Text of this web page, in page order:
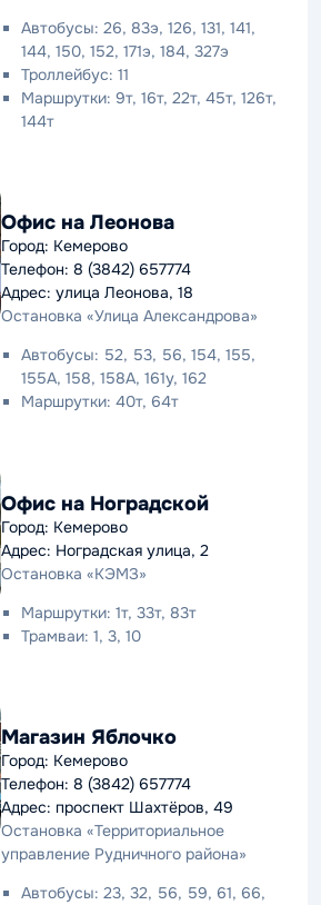
Автобусы: 26, 83э, 126, 131, 141,
144, 150, 152, 171э, 184, 327э
Троллейбус: 11
Маршрутки: 9т, 16т, 22т, 45т, 126т,
144т
Офис на Леонова
Город: Кемерово
Телефон: 8 (3842) 657774
Адрес: улица Леонова, 18
Остановка «Улица Александрова»
Автобусы: 52, 53, 56, 154, 155,
155А, 158, 158А, 161у, 162
Маршрутки: 40т, 64т
Офис на Ноградской
Город: Кемерово
Адрес: Ноградская улица, 2
Остановка «КЭМЗ»
Маршрутки: 1т, 33т, 83т
Трамваи: 1, 3, 10
Магазин Яблочко
Город: Кемерово
Телефон: 8 (3842) 657774
Адрес: проспект Шахтёров, 49
Остановка «Территориальное
управление Рудничного района»
Автобусы: 23, 32, 56, 59, 61, 66,